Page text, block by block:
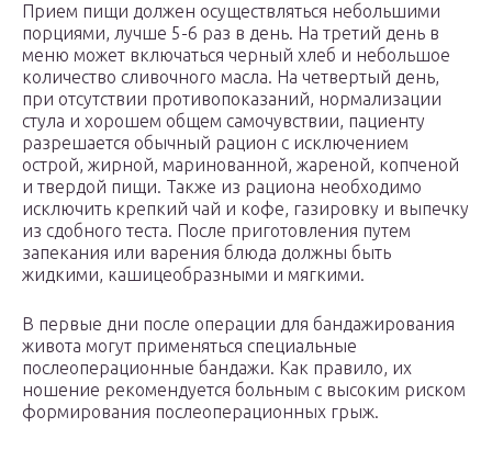
Прием пищи должен осуществляться небольшими
порциями, лучше 5-6 раз в день. На третий день в
меню может включаться черный хлеб и небольшое
количество сливочного масла. На четвертый день,
при отсутствии противопоказаний, нормализации
стула и хорошем общем самочувствии, пациенту
разрешается обычный рацион с исключением
острой, жирной, маринованной, жареной, копченой
и твердой пищи. Также из рациона необходимо
исключить крепкий чай и кофе, газировку и выпечку
из сдобного теста. После приготовления путем
запекания или варения блюда должны быть
жидкими, кашицеобразными и мягкими.
В первые дни после операции для бандажирования
живота могут применяться специальные
послеоперационные бандажи. Как правило, их
ношение рекомендуется больным с высоким риском
формирования послеоперационных грыж.